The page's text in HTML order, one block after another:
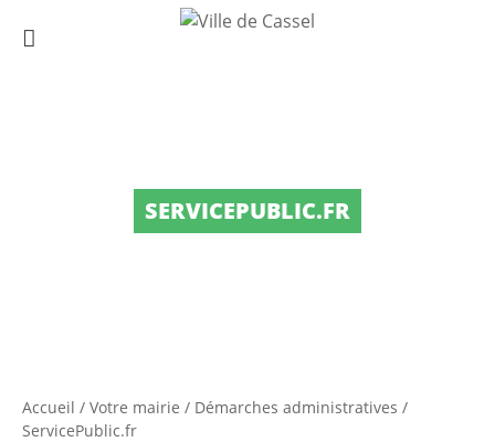
SERVICEPUBLIC.FR
Accueil / Votre mairie / Démarches administratives /
ServicePublic.fr